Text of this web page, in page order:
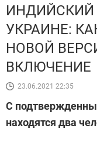
УКРАИНЕ:
НОВОЙ
ВКЛЮЧЕНИЕ
23.06.2021 22:35
С
находятся два